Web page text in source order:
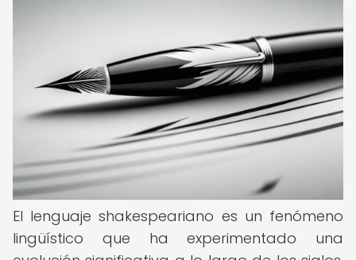
El lenguaje shakespeariano es un fenómeno
lingüístico que ha experimentado una